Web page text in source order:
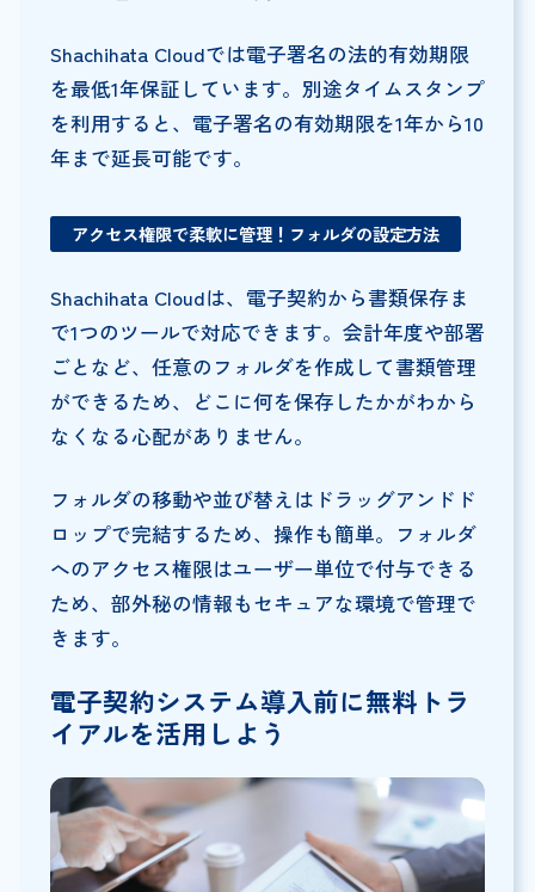
Shachihata Cloudでは電子署名の法的有効期限
を最低1年保証しています。別途タイムスタンプ
を利用すると、電子署名の有効期限を1年から10
年まで延長可能です。
アクセス権限で柔軟に管理！フォルダの設定方法
Shachihata Cloudは、電子契約から書類保存ま
で1つのツールで対応できます。会計年度や部署
ごとなど、任意のフォルダを作成して書類管理
ができるため、どこに何を保存したかがわから
なくなる心配がありません。
フォルダの移動や並び替えはドラッグアンドド
ロップで完結するため、操作も簡単。フォルダ
へのアクセス権限はユーザー単位で付与できる
ため、部外秘の情報もセキュアな環境で管理で
きます。
電子契約システム導入前に無料トラ
イアルを活用しよう